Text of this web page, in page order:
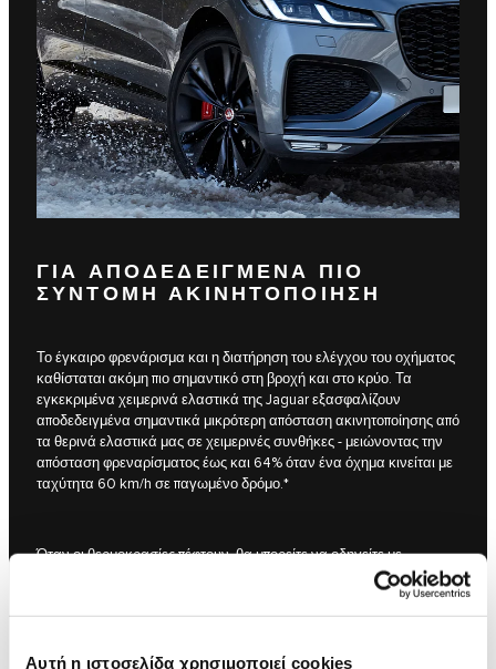
Αυτή η ιστοσελίδα χρησιμοποιεί cookies
ΓΙΑ ΑΠΟΔΕΔΕΙΓΜΕΝΑ ΠΙΟ
ΣΥΝΤΟΜΗ ΑΚΙΝΗΤΟΠΟΙΗΣΗ
Το έγκαιρο φρενάρισμα και η διατήρηση του ελέγχου του οχήματος
καθίσταται ακόμη πιο σημαντικό στη βροχή και στο κρύο. Τα
εγκεκριμένα χειμερινά ελαστικά της Jaguar εξασφαλίζουν
αποδεδειγμένα σημαντικά μικρότερη απόσταση ακινητοποίησης από
τα θερινά ελαστικά μας σε χειμερινές συνθήκες - μειώνοντας την
απόσταση φρεναρίσματος έως και 64% όταν ένα όχημα κινείται με
ταχύτητα 60 km/h σε παγωμένο δρόμο.*
Όταν οι θερμοκρασίες πέφτουν, θα μπορείτε να οδηγείτε με